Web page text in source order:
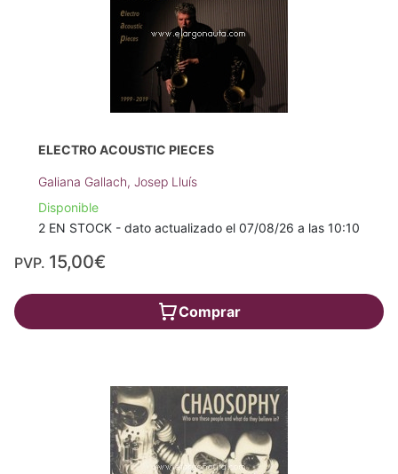
ELECTRO ACOUSTIC PIECES
Galiana Gallach, Josep Lluís
Disponible
2 EN STOCK - dato actualizado el 07/08/26 a las 10:10
PVP. 15,00€
Comprar